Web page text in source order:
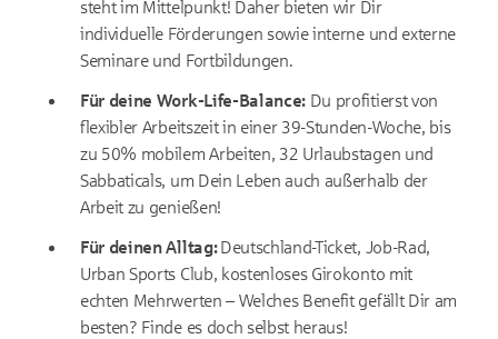
steht im Mittelpunkt! Daher bieten wir Dir
individuelle Förderungen sowie interne und externe
Seminare und Fortbildungen.
Für deine Work-Life-Balance: Du profitierst von
flexibler Arbeitszeit in einer 39-Stunden-Woche, bis
zu 50% mobilem Arbeiten, 32 Urlaubstagen und
Sabbaticals, um Dein Leben auch außerhalb der
Arbeit zu genießen!
Für deinen Alltag:Deutschland-Ticket, Job-Rad,
Urban Sports Club, kostenloses Girokonto mit
echten Mehrwerten – Welches Benefit gefällt Dir am
besten? Finde es doch selbst heraus!